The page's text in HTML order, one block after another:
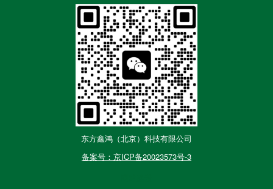
东方鑫鸿（北京）科技有限公司
备案号：京ICP备20023573号-3